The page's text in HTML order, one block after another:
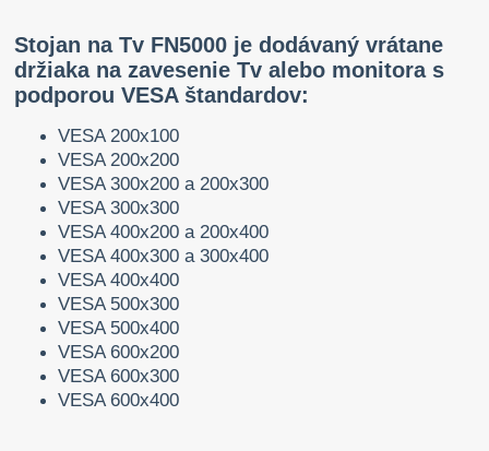
Stojan na Tv FN5000 je dodávaný vrátane
držiaka na zavesenie Tv alebo monitora s
podporou VESA štandardov:
VESA 200x100
VESA 200x200
VESA 300x200 a 200x300
VESA 300x300
VESA 400x200 a 200x400
VESA 400x300 a 300x400
VESA 400x400
VESA 500x300
VESA 500x400
VESA 600x200
VESA 600x300
VESA 600x400